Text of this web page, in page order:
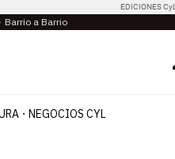
EDICIONES CyL
Barrio a Barrio
NEGOCIOS CYL